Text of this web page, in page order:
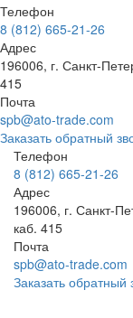
Телефон
8 (812) 665-21-26
Адрес
196006, г. Санкт-
415
Почта
spb@ato-trade.com
Заказать обратный
Телефон
8 (812) 665-21-26
Адрес
196006, г. Санкт-
каб. 415
Почта
spb@ato-trade.com
Заказать обратный